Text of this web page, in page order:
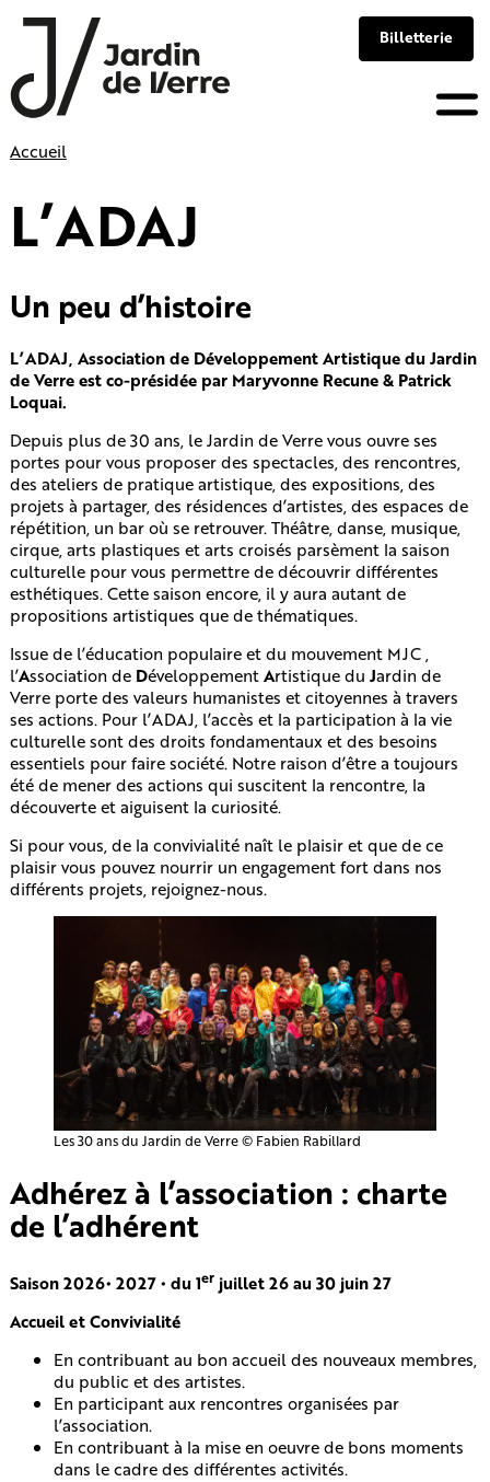
Billetterie
Skip
Accueil
L’ADAJ
Un peu d’histoire
L’ADAJ, Association de Développement Artistique du Jardin
de Verre est co-présidée par Maryvonne Recune & Patrick
Loquai.
Depuis plus de 30 ans, le Jardin de Verre vous ouvre ses
portes pour vous proposer des spectacles, des rencontres,
des ateliers de pratique artistique, des expositions, des
projets à partager, des résidences d’artistes, des espaces de
répétition, un bar où se retrouver. Théâtre, danse, musique,
cirque, arts plastiques et arts croisés parsèment la saison
culturelle pour vous permettre de découvrir différentes
esthétiques. Cette saison encore, il y aura autant de
propositions artistiques que de thématiques.
Issue de l’éducation populaire et du mouvement MJC ,
l’Association de DéveloppementArtistique du Jardin de
Verre porte des valeurs humanistes et citoyennes à travers
ses actions. Pour l’ADAJ, l’accès et la participation à la vie
culturelle sont des droits fondamentaux et des besoins
essentiels pour faire société. Notre raison d’être a toujours
été de mener des actions qui suscitent la rencontre, la
découverte et aiguisent la curiosité.
Si pour vous, de la convivialité naît le plaisir et que de ce
plaisir vous pouvez nourrir un engagement fort dans nos
différents projets, rejoignez-nous.
Les 30 ans du Jardin de Verre © Fabien Rabillard
Adhérez à l’association : charte
de l’adhérent
Saison 2026• 2027 • du 1erjuillet 26 au 30 juin 27
Accueil et Convivialité
En contribuant au bon accueil des nouveaux membres,
du public et des artistes.
En participant aux rencontres organisées par
l’association.
En contribuant à la mise en oeuvre de bons moments
dans le cadre des différentes activités.